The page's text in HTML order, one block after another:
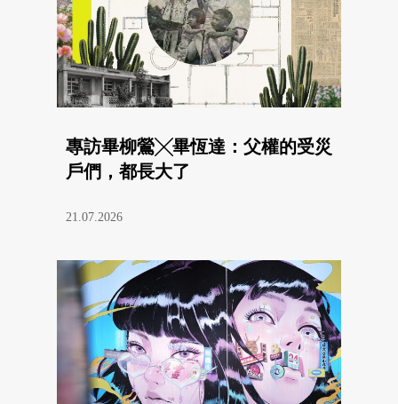
專訪畢柳鶯╳畢恆達：父權的受災
戶們，都長大了
21.07.2026